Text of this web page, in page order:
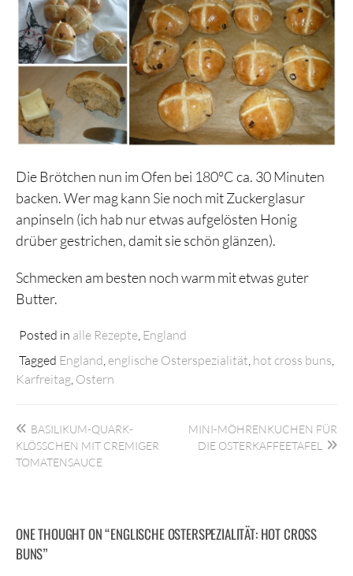
Die Brötchen nun im Ofen bei 180°C ca. 30 Minuten
backen. Wer mag kann Sie noch mit Zuckerglasur
anpinseln (ich hab nur etwas aufgelösten Honig
drüber gestrichen, damit sie schön glänzen).
Schmecken am besten noch warm mit etwas guter
Butter.
Posted in alle Rezepte England
Tagged England englische Osterspezialität hot cross buns
Karfreitag Ostern
Beitragsnavigation
BASILIKUM-QUARK-
KLÖSSCHEN MIT CREMIGER T
OMATENSAUCE
MINI-MÖHRENKUCHEN FÜR
DIE OSTERKAFFEETAFEL
ONE THOUGHT ON “ENGLISCHE OSTERSPEZIALITÄT: HOT CROSS
BUNS”